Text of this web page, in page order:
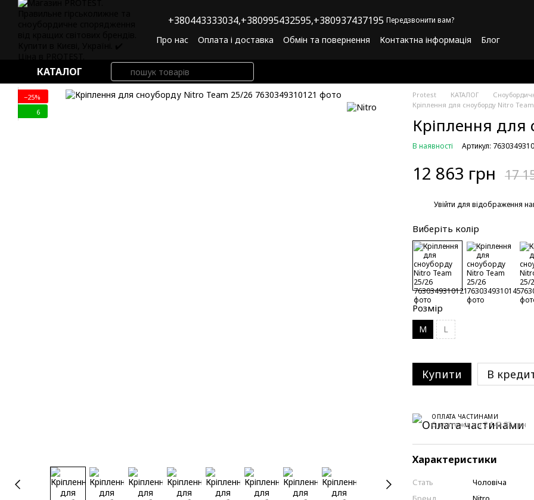
Перейти до основного контенту
+380443333034,+380995432595,+380937437195 Передзвонити вам?
Про нас Оплата і доставка Обмін та повернення Контактна інформація
Блог
КАТАЛОГ
−25%
6
Protest КАТАЛОГ
Кріплення для сноуборду Nitro
Кріплення для
В наявності Артикул:
12 863 грн 17
Увійти для відображення
Виберіть колір
Розмір
M L
Купити В
ОПЛАТА ЧАСТИНАМИ
6 платежів по 2 143.83 грн
Характеристики
Стать
Чоловіча